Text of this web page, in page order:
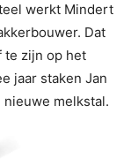
werkt Mindert
Dat
te zijn op het
jaar staken Jan
melkstal.